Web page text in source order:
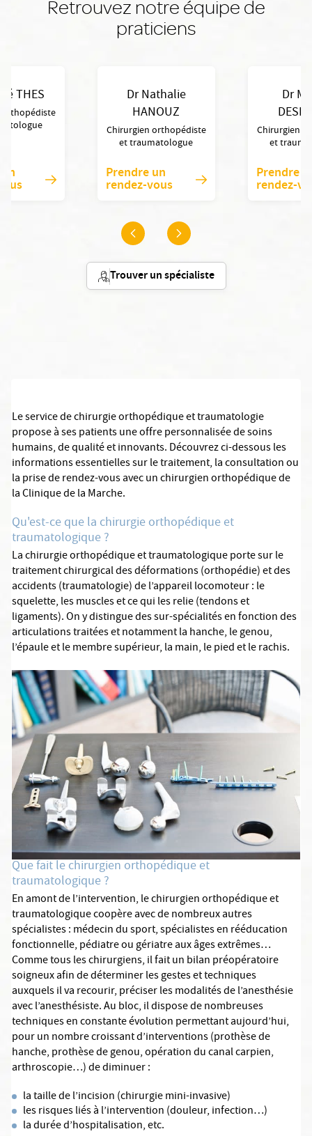
Retrouvez notre équipe de
praticiens
Dr Nathalie
HANOUZ
Chirurgien orthopédiste
et traumatologue
Prendre un
rendez-vous
Dr
Chirurgien
et
Prendre
rendez-
THES
Trouver un spécialiste
Le service de chirurgie orthopédique et traumatologie
propose à ses patients une offre personnalisée de soins
humains, de qualité et innovants. Découvrez ci-dessous les
informations essentielles sur le traitement, la consultation ou
la prise de rendez-vous avec un chirurgien orthopédique de
la Clinique de la Marche.
Qu'est-ce que la chirurgie orthopédique et
traumatologique ?
La chirurgie orthopédique et traumatologique porte sur le
traitement chirurgical des déformations (orthopédie) et des
accidents (traumatologie) de l’appareil locomoteur : le
squelette, les muscles et ce qui les relie (tendons et
ligaments). On y distingue des sur-spécialités en fonction des
articulations traitées et notamment la hanche, le genou,
l’épaule et le membre supérieur, la main, le pied et le rachis.
Que fait le chirurgien orthopédique et
traumatologique ?
En amont de l’intervention, le chirurgien orthopédique et
traumatologique coopère avec de nombreux autres
spécialistes : médecin du sport, spécialistes en rééducation
fonctionnelle, pédiatre ou gériatre aux âges extrêmes…
Comme tous les chirurgiens, il fait un bilan préopératoire
soigneux afin de déterminer les gestes et techniques
auxquels il va recourir, préciser les modalités de l’anesthésie
avec l’anesthésiste. Au bloc, il dispose de nombreuses
techniques en constante évolution permettant aujourd’hui,
pour un nombre croissant d’interventions (prothèse de
hanche, prothèse de genou, opération du canal carpien,
arthroscopie…) de diminuer :
la taille de l’incision (chirurgie mini-invasive)
les risques liés à l’intervention (douleur, infection…)
la durée d’hospitalisation, etc.